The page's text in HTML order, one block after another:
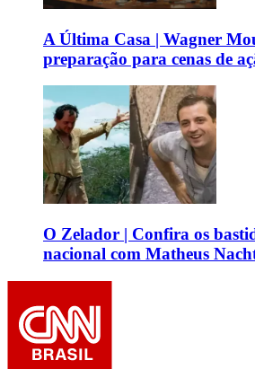
A Última Casa | Wagner
preparação para cenas de
O Zelador | Confira os
nacional com Matheus